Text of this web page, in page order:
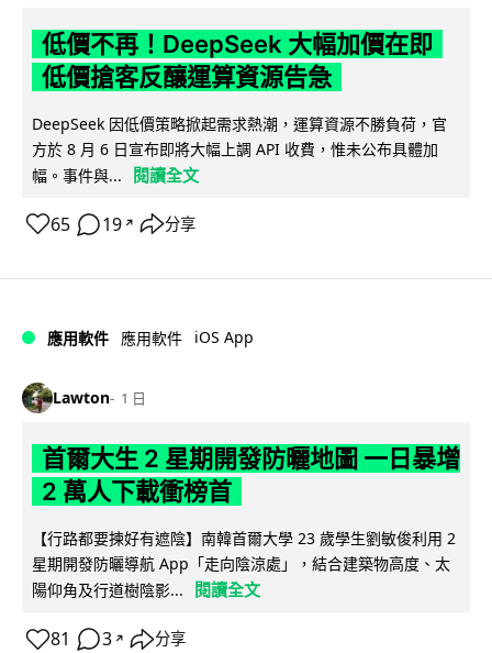
低價不再！DeepSeek 大幅加價在即
低價搶客反釀運算資源告急
DeepSeek 因低價策略掀起需求熱潮，運算資源不勝負荷，官
方於 8 月 6 日宣布即將大幅上調 API 收費，惟未公布具體加
幅。事件與...
閱讀全文
65 19 ↗ 分享
應用軟件 應用軟件 iOS App
Lawton 1 日
首爾大生 2 星期開發防曬地圖 一日暴增
2 萬人下載衝榜首
【行路都要揀好有遮陰】南韓首爾大學 23 歲學生劉敏俊利用 2
星期開發防曬導航 App「走向陰涼處」，結合建築物高度、太
陽仰角及行道樹陰影...
閱讀全文
81 3 ↗ 分享